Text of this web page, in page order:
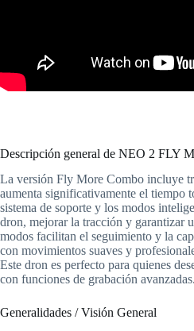
Descripción general de NEO 2 FLY
La versión Fly More Combo incluye
aumenta significativamente el tiempo
sistema de soporte y los modos
dron, mejorar la tracción y garantizar
modos facilitan el seguimiento y la
con movimientos suaves y
Este dron es perfecto para quienes
con funciones de grabación avanzadas.
Generalidades / Visión General